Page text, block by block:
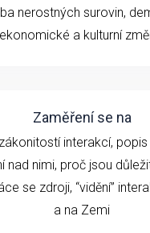
nerostných surovin,
ekonomické a kulturní
Zaměření se na
interakcí,
nad nimi, proč jsou
se zdroji, “vidění”
a na Zemi